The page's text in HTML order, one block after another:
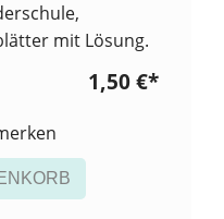
mit Lösung.
1,50 €*